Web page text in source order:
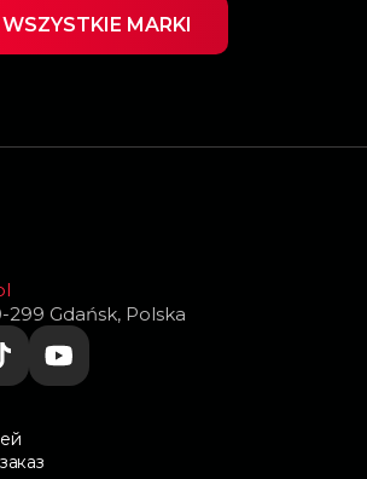
WSZYSTKIE MARKI
299 Gdańsk, Polska